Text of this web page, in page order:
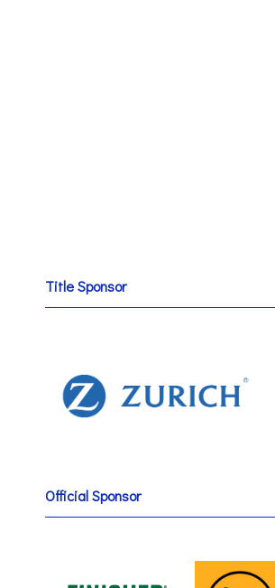
Title Sponsor
Official Sponsor